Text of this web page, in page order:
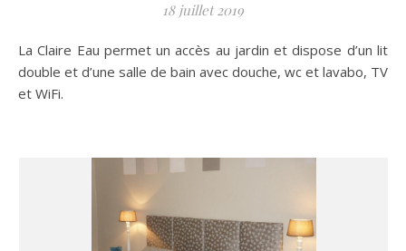
18 juillet 2019
La Claire Eau permet un accès au jardin et dispose d’un lit
double et d’une salle de bain avec douche, wc et lavabo, TV
et WiFi.